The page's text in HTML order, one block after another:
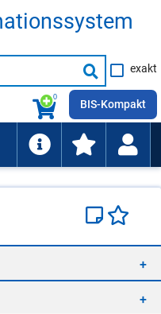
Suche
starten
exakt
0
BIS-Kompakt